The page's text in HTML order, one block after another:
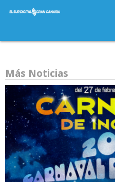
Más Noticias